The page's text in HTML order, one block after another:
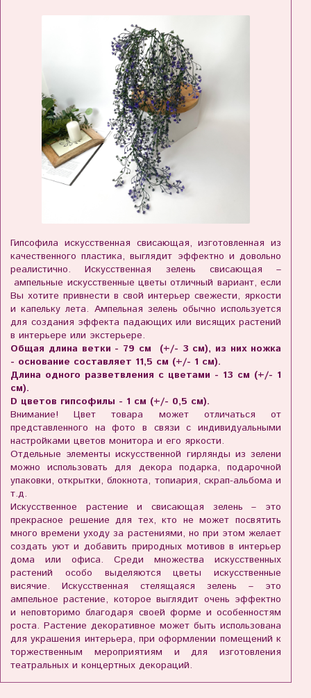
Гипсофила искусственная свисающая, изготовленная из
качественного пластика, выглядит эффектно и довольно
реалистично. Искусственная зелень свисающая –
ампельные искусственные цветы отличный вариант, если
Вы хотите привнести в свой интерьер свежести, яркости
и капельку лета. Ампельная зелень обычно используется
для создания эффекта падающих или висящих растений
в интерьере или экстерьере.
Общая длина ветки - 79 cм (+/- 3 см), из них ножка
- основание составляет 11,5 см (+/- 1 см).
Длина одного разветвления с цветами - 13 см (+/- 1
см).
D цветов гипсофилы - 1 см (+/- 0,5 см).
Внимание! Цвет товара может отличаться от
представленного на фото в связи с индивидуальными
настройками цветов монитора и его яркости.
Отдельные элементы искусственной гирлянды из зелени
можно использовать для декора подарка, подарочной
упаковки, открытки, блокнота, топиария, скрап-альбома и
т.д.
Искусственное растение и свисающая зелень – это
прекрасное решение для тех, кто не может посвятить
много времени уходу за растениями, но при этом желает
создать уют и добавить природных мотивов в интерьер
дома или офиса. Среди множества искусственных
растений особо выделяются цветы искусственные
висячие. Искусственная стелящаяся зелень – это
ампельное растение, которое выглядит очень эффектно
и неповторимо благодаря своей форме и особенностям
роста. Растение декоративное может быть использована
для украшения интерьера, при оформлении помещений к
торжественным мероприятиям и для изготовления
театральных и концертных декораций.